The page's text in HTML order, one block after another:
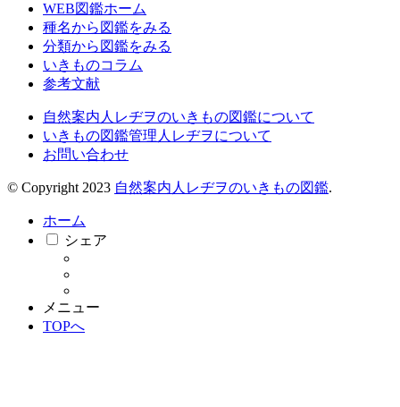
WEB図鑑ホーム
種名から図鑑をみる
分類から図鑑をみる
いきものコラム
参考文献
自然案内人レヂヲのいきもの図鑑について
いきもの図鑑管理人レヂヲについて
お問い合わせ
© Copyright 2023 自然案内人レヂヲのいきもの図鑑.
ホーム
シェア
メニュー
TOPへ